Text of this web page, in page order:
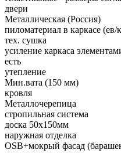
двери
Металлическая (Россия)
пиломатериал в каркасе
тех. сушка
усиление каркаса
есть
утепление
Мин.вата (150 мм)
кровля
Металлочерепица
стропильная система
доска 50х150мм
наружная отделка
OSB+мокрый фасад